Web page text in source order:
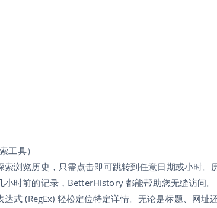
工具）
索浏览历史，只需点击即可跳转到任意日期或小时
时前的记录，BetterHistory 都能帮助您无缝访问。
达式 (RegEx) 轻松定位特定详情。无论是标题、网